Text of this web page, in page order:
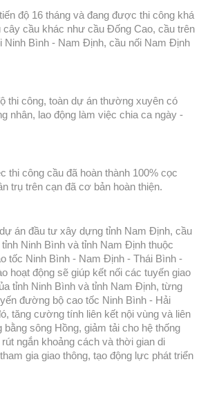
độ 16 tháng và đang được thi công khá
cây cầu khác như cầu Đống Cao, cầu trên
Ninh Bình - Nam Định, cầu nối Nam Định
thi công, toàn dự án thường xuyên có
nhân, lao động làm việc chia ca ngày -
thi công cầu đã hoàn thành 100% cọc
trụ trên cạn đã cơ bản hoàn thiện.
án đầu tư xây dựng tỉnh Nam Định, cầu
Ninh Bình và tỉnh Nam Định thuộc
tốc Ninh Bình - Nam Định - Thái Bình -
hoạt động sẽ giúp kết nối các tuyến giao
tỉnh Ninh Bình và tỉnh Nam Định, từng
đường bộ cao tốc Ninh Bình - Hải
tăng cường tính liên kết nội vùng và liên
sông Hồng, giảm tải cho hệ thống
ngắn khoảng cách và thời gian di
gia giao thông, tạo động lực phát triển